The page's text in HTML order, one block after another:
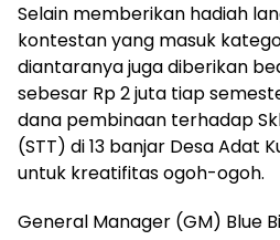
Selain memberikan hadiah
kontestan yang masuk
diantaranya juga diberikan
sebesar Rp 2 juta tiap
dana pembinaan terhadap
(STT) di 13 banjar Desa Adat
untuk kreatifitas ogoh-ogoh.
General Manager (GM) Blue